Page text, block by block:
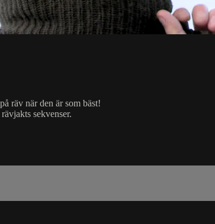
räv när den är som bäst!
sekvenser.